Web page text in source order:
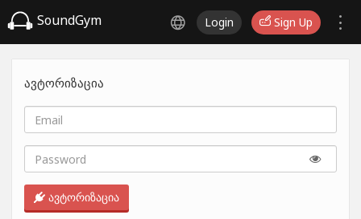
SoundGym Login Sign Up
ავტორიზაცია
ავტორიზაცია